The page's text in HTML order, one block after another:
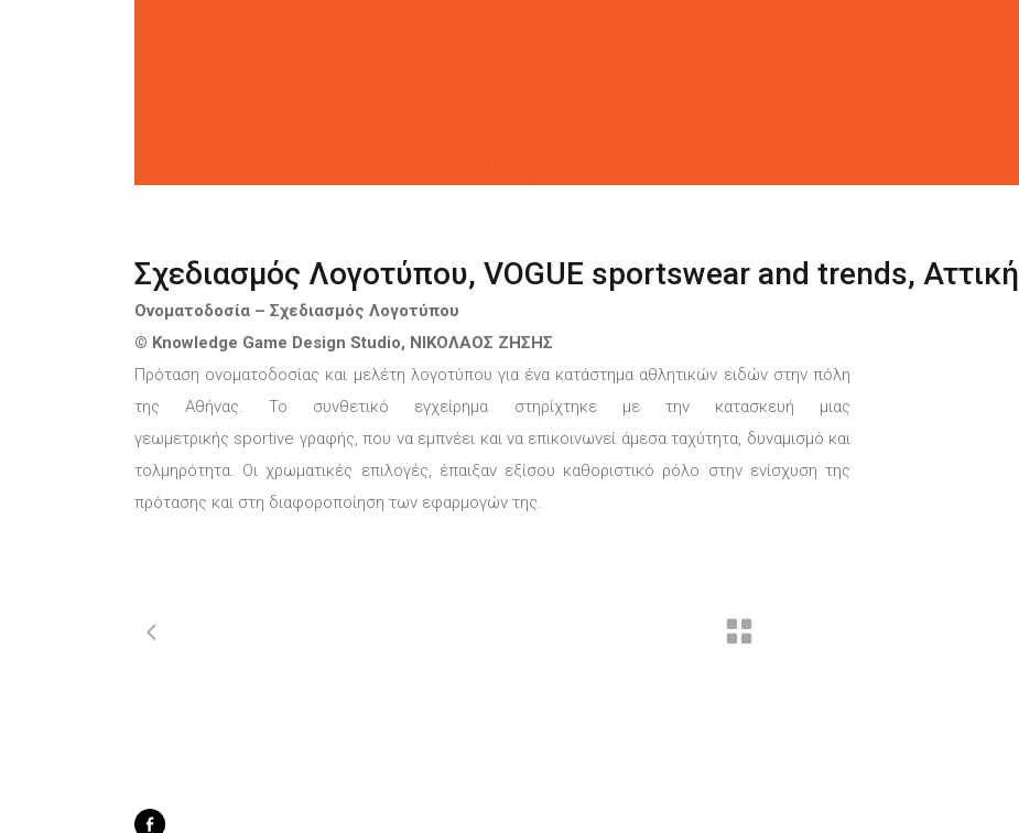
Σχεδιασμός Λογοτύπου, VOGUE sportswear and trends, Αττική
Ονοματοδοσία – Σχεδιασμός Λογοτύπου
© Knowledge Game Design Studio, ΝΙΚΟΛΑΟΣ ΖΗΣΗΣ
Πρόταση ονοματοδοσίας και μελέτη λογοτύπου για ένα κατάστημα αθλητικών ειδών στην πόλη
της Αθήνας. Το συνθετικό εγχείρημα στηρίχτηκε με την κατασκευή μιας
γεωμετρικής sportive γραφής, που να εμπνέει και να επικοινωνεί άμεσα ταχύτητα, δυναμισμό και
τολμηρότητα. Οι χρωματικές επιλογές, έπαιξαν εξίσου καθοριστικό ρόλο στην ενίσχυση της
πρότασης και στη διαφοροποίηση των εφαρμογών της.